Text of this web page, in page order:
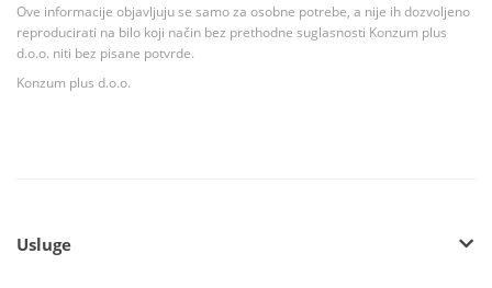
Ove informacije objavljuju se samo za osobne potrebe, a nije ih dozvoljeno
reproducirati na bilo koji način bez prethodne suglasnosti Konzum plus
d.o.o. niti bez pisane potvrde.
Konzum plus d.o.o.
Usluge